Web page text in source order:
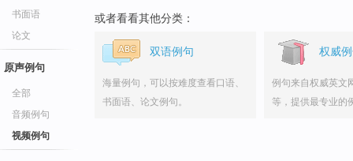
书面语
论文
原声例句
全部
音频例句
视频例句
或者看看其他分类：
双语例句
海量例句，可以按难度查看口语、
书面语、论文例句。
权威
例句来自权威英文
等，提供最专业的